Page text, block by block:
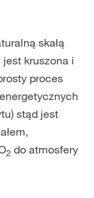
skałą
kruszona i
proces
stąd jest
2 do atmosfery